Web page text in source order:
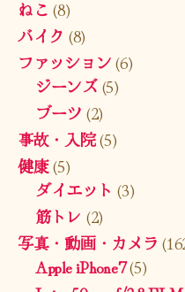
ねこ (8)
バイク (8)
ファッション(6)
ジーンズ(5)
ブーツ (2)
事故・入院(5)
健康(5)
ダイエット (3)
筋トレ (2)
写真・動画・カメラ
Apple iPhone7(5)